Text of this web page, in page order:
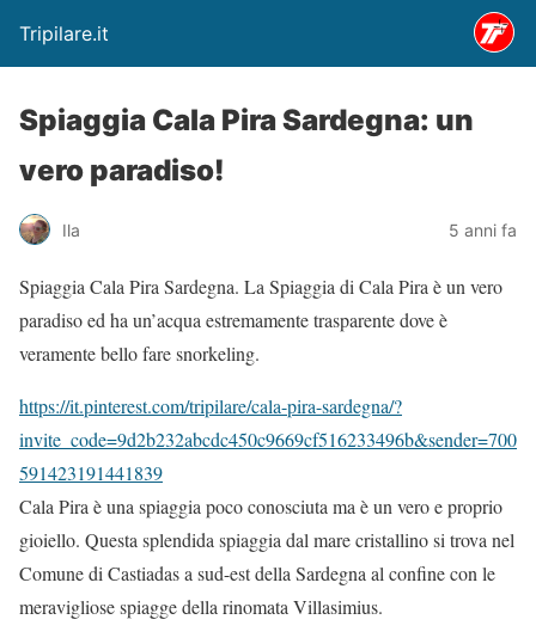
Tripilare.it
Spiaggia Cala Pira Sardegna: un
vero paradiso!
Ila 5 anni fa
Spiaggia Cala Pira Sardegna. La Spiaggia di Cala Pira è un vero
paradiso ed ha un’acqua estremamente trasparente dove è
veramente bello fare snorkeling.
https://it.pinterest.com/tripilare/cala-pira-sardegna/?
invite_code=9d2b232abcdc450c9669cf516233496b&sender=700
591423191441839
Cala Pira è una spiaggia poco conosciuta ma è un vero e proprio
gioiello. Questa splendida spiaggia dal mare cristallino si trova nel
Comune di Castiadas a sud-est della Sardegna al confine con le
meravigliose spiagge della rinomata Villasimius.